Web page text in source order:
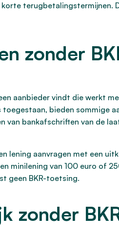
korte terugbetalingstermijnen.
zonder
aanbieder vindt die werkt
bieden sommige
van bankafschriften van de
lening aanvragen met een
minilening van 100 euro of
geen BKR-toetsing.
zonder